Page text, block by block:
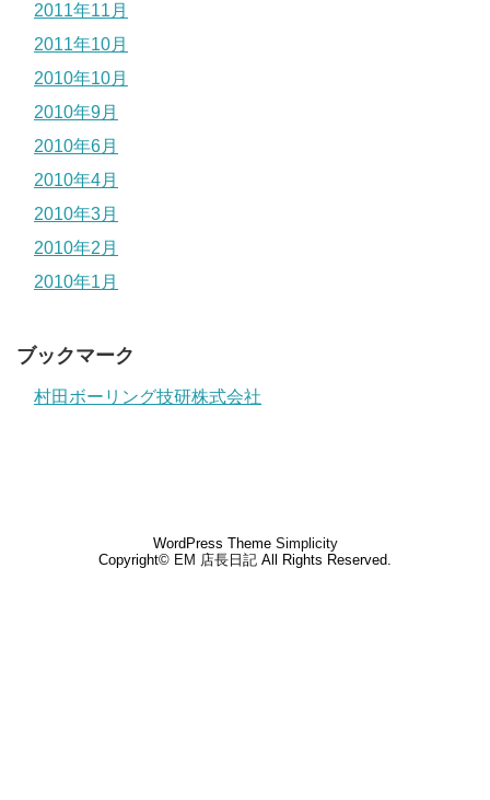
2011年11月
2011年10月
2010年10月
2010年9月
2010年6月
2010年4月
2010年3月
2010年2月
2010年1月
ブックマーク
村田ボーリング技研株式会社
WordPress Theme Simplicity
Copyright© EM 店長日記 All Rights Reserved.